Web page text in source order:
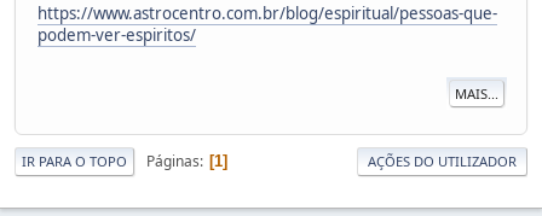
https://www.astrocentro.com.br/blog/espiritual/pessoas-que-
podem-ver-espiritos/
MAIS...
IR PARA O TOPO Páginas 1 AÇÕES DO UTILIZADOR